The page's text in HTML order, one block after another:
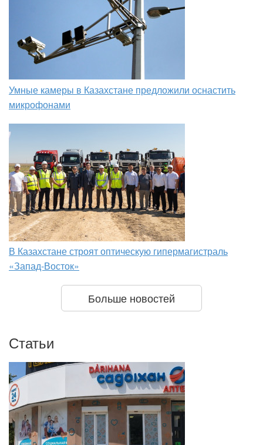
Умные камеры в Казахстане предложили оснастить
микрофонами
В Казахстане строят оптическую гипермагистраль
«Запад-Восток»
Больше новостей
Статьи